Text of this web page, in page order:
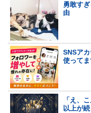
勇敢す
由
SNSア
使ってま
「え、
以上が